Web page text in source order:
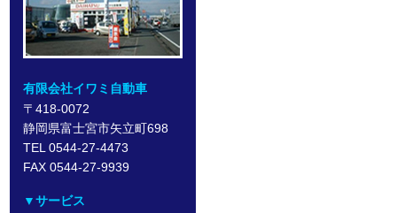
有限会社イワミ自動車
〒418-0072
静岡県富士宮市矢立町698
TEL 0544-27-4473
FAX 0544-27-9939
▼サービス